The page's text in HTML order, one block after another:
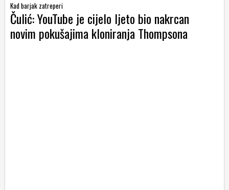
Kad barjak zatreperi
Čulić: YouTube je cijelo ljeto bio nakrcan
novim pokušajima kloniranja Thompsona